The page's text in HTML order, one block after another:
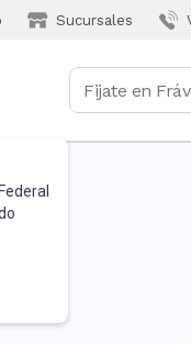
Sucursales